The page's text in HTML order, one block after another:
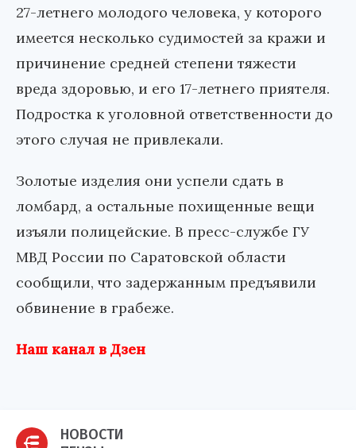
27-летнего молодого человека, у которого
имеется несколько судимостей за кражи и
причинение средней степени тяжести
вреда здоровью, и его 17-летнего приятеля.
Подростка к уголовной ответственности до
этого случая не привлекали.
Золотые изделия они успели сдать в
ломбард, а остальные похищенные вещи
изъяли полицейские. В пресс-службе ГУ
МВД России по Саратовской области
сообщили, что задержанным предъявили
обвинение в грабеже.
Наш канал в Дзен
НОВОСТИ